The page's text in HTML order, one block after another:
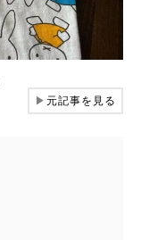
▶元記事を見る